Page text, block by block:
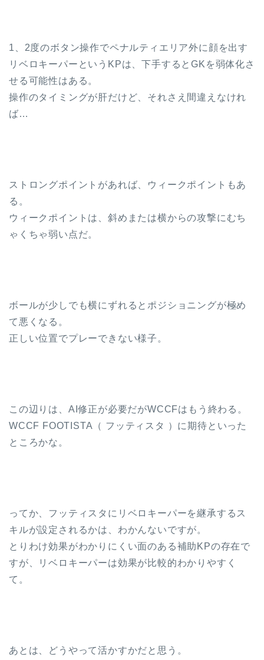
1、2度のボタン操作でペナルティエリア外に顔を出す
リベロキーパーというKPは、下手するとGKを弱体化さ
せる可能性はある。
操作のタイミングが肝だけど、それさえ間違えなけれ
ば…
ストロングポイントがあれば、ウィークポイントもあ
る。
ウィークポイントは、斜めまたは横からの攻撃にむち
ゃくちゃ弱い点だ。
ボールが少しでも横にずれるとポジショニングが極め
て悪くなる。
正しい位置でプレーできない様子。
この辺りは、AI修正が必要だがWCCFはもう終わる。
WCCF FOOTISTA（ フッティスタ ）に期待といった
ところかな。
ってか、フッティスタにリベロキーパーを継承するス
キルが設定されるかは、わかんないですが。
とりわけ効果がわかりにくい面のある補助KPの存在で
すが、リベロキーパーは効果が比較的わかりやすく
て。
あとは、どうやって活かすかだと思う。